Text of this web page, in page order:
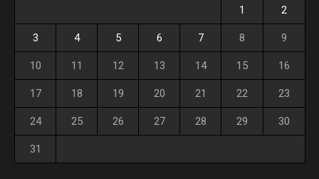
1 2
3 4 5 6 7 8 9
10 11 12 13 14 15 16
17 18 19 20 21 22 23
24 25 26 27 28 29 30
31